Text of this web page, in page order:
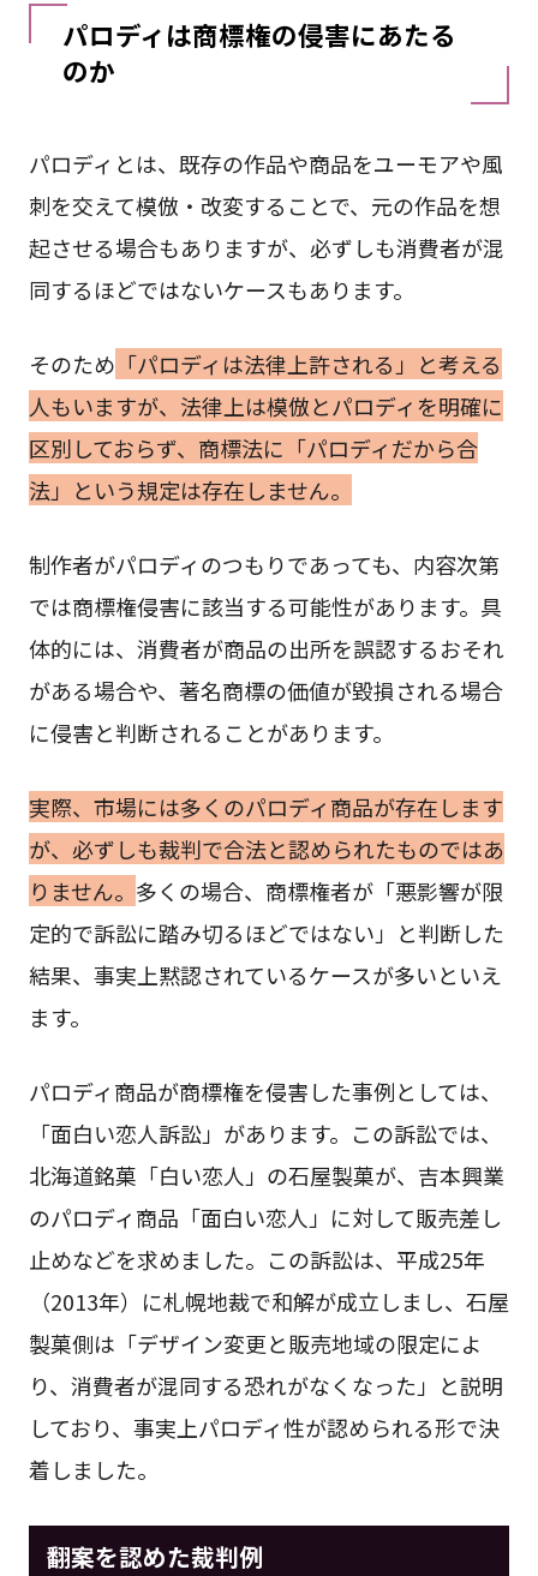
パロディは商標権の侵害にあたる
のか
パロディとは、既存の作品や商品をユーモアや風
刺を交えて模倣・改変することで、元の作品を想
起させる場合もありますが、必ずしも消費者が混
同するほどではないケースもあります。
そのため 「パロディは法律上許される」と考える
人もいますが、法律上は模倣とパロディを明確に
区別しておらず、商標法に「パロディだから合
法」という規定は存在しません。
制作者がパロディのつもりであっても、内容次第
では商標権侵害に該当する可能性があります。具
体的には、消費者が商品の出所を誤認するおそれ
がある場合や、著名商標の価値が毀損される場合
に侵害と判断されることがあります。
実際、市場には多くのパロディ商品が存在します
が、必ずしも裁判で合法と認められたものではあ
りません。 多くの場合、商標権者が「悪影響が限
定的で訴訟に踏み切るほどではない」と判断した
結果、事実上黙認されているケースが多いといえ
ます。
パロディ商品が商標権を侵害した事例としては、
「面白い恋人訴訟」があります。この訴訟では、
北海道銘菓「白い恋人」の石屋製菓が、吉本興業
のパロディ商品「面白い恋人」に対して販売差し
止めなどを求めました。この訴訟は、平成25年
（2013年）に札幌地裁で和解が成立しまし、石屋
製菓側は「デザイン変更と販売地域の限定によ
り、消費者が混同する恐れがなくなった」と説明
しており、事実上パロディ性が認められる形で決
着しました。
翻案を認めた裁判例